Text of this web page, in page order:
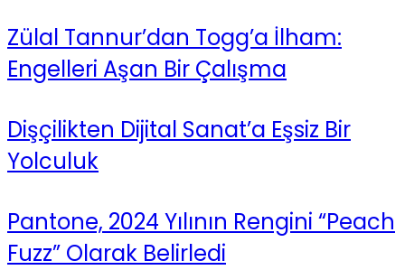
Zülal Tannur’dan Togg’a İlham:
Engelleri Aşan Bir Çalışma
Dişçilikten Dijital Sanat’a Eşsiz Bir
Yolculuk
Pantone, 2024 Yılının Rengini “Peach
Fuzz” Olarak Belirledi